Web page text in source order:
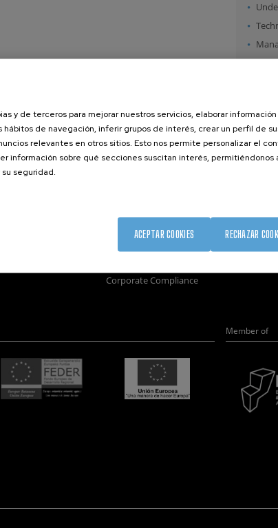
Corporate Compliance
Member of
y de terceros para mejorar nuestros servicios, elaborar información
hábitos de navegación, inferir grupos de interés, crear un perfil de
relevantes en otros sitios. Esto nos permite personalizar el
información sobre qué secciones suscitan interés, permitiéndonos
seguridad.
RECHAZAR
ACEPTAR COOKIES